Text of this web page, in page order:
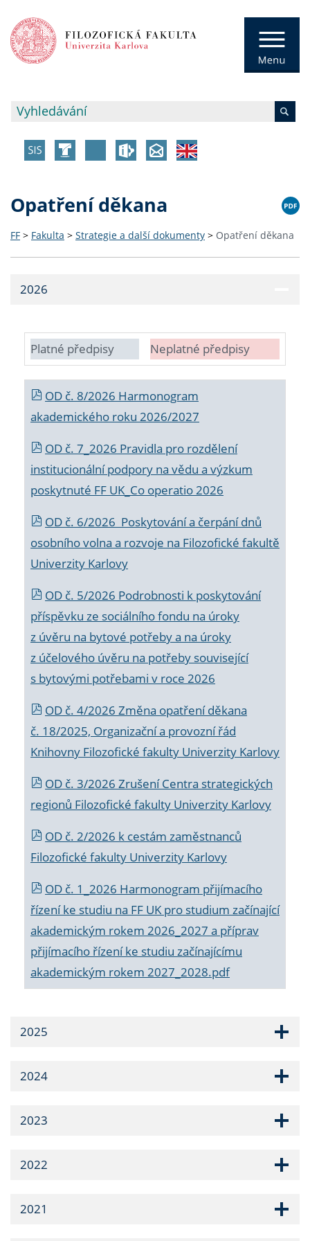
Opatření děkana
FF > Fakulta > Strategie a další dokumenty > Opatření děkana
2026
Platné předpisy Neplatné předpisy
OD č. 8/2026 Harmonogram
akademického roku 2026/2027
OD č. 7_2026 Pravidla pro rozdělení
institucionální podpory na vědu a výzkum
poskytnuté FF UK_Co operatio 2026
OD č. 6/2026 Poskytování a čerpání dnů
osobního volna a rozvoje na Filozofické fakultě
Univerzity Karlovy
OD č. 5/2026 Podrobnosti k poskytování
příspěvku ze sociálního fondu na úroky
z úvěru na bytové potřeby a na úroky
z účelového úvěru na potřeby související
s bytovými potřebami v roce 2026
OD č. 4/2026 Změna opatření děkana
č. 18/2025, Organizační a provozní řád
Knihovny Filozofické fakulty Univerzity Karlovy
OD č. 3/2026 Zrušení Centra strategických
regionů Filozofické fakulty Univerzity Karlovy
OD č. 2/2026 k cestám zaměstnanců
Filozofické fakulty Univerzity Karlovy
OD č. 1_2026 Harmonogram přijímacího
řízení ke studiu na FF UK pro studium začínající
akademickým rokem 2026_2027 a příprav
přijímacího řízení ke studiu začínajícímu
akademickým rokem 2027_2028.pdf
2025
2024
2023
2022
2021